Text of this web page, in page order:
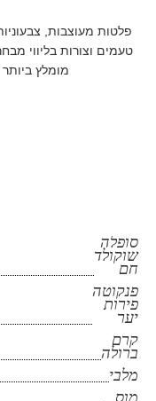
פלטות מעוצבות,
טעמים וצורות בליווי
מומלץ
סופלה
שוקולד
חם
פנקוטה
פירות
יער
קרם
ברולה
מלבי
מוס